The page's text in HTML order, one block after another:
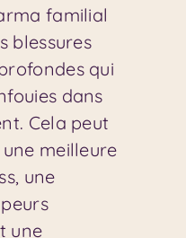
familial
blessures
qui
dans
Cela peut
meilleure
une
une